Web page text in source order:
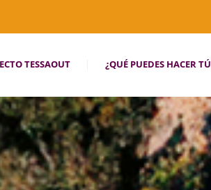
TESSAOUT ¿QUÉ PUEDES HACER